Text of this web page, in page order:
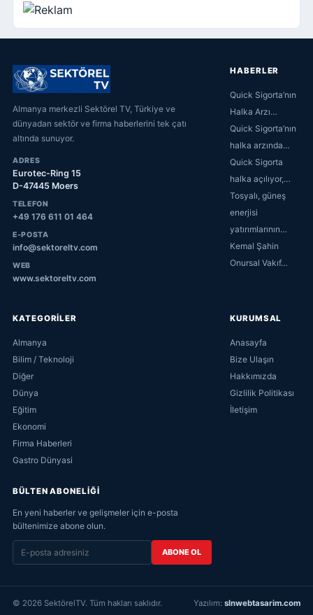
Almanya merkezli Sektörel TV, Türkiye ve
dünyadan sektör ve firma haberlerini tek çatı
altında sunuyor.
ADRES
Eurotec-Ring 15
D-47445 Moers
TELEFON
+49 176 611 01 464
E-POSTA
info@sektoreltv.com
WEB
www.sektoreltv.com
HABERLER
Quick Sigorta’nın
Halka Arzı…
Quick Sigorta’nın
halka arzında…
Quick Sigorta
halka açılıyor,…
Tosyalı, güneş
enerjisi
yatırımlarının…
Kemal Şahin
Onursal Vakıf…
KATEGORİLER
Almanya
Bilim / Teknoloji
Diğer
Dünya
Eğitim
Ekonomi
Firma Haberleri
Gastro Dünyasi
KURUMSAL
Anasayfa
Bize Ulaşın
Hakkımızda
Gizlilik Politikası
İletişim
BÜLTEN ABONELİĞİ
En yeni haberler ve gelişmeler için e-posta
bültenimize abone olun.
ABONE OL
© 2026 SektörelTV. Tüm hakları saklıdır. Yazılım: slnwebtasarim.com